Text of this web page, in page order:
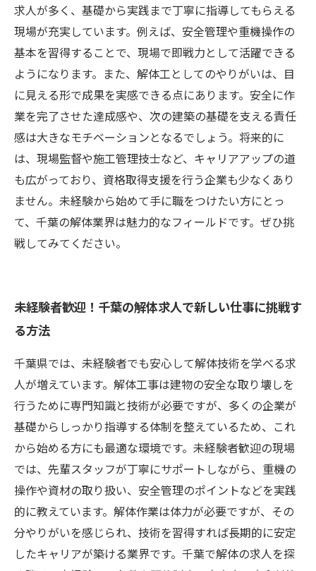
求人が多く、基礎から実践まで丁寧に指導してもらえる
現場が充実しています。例えば、安全管理や重機操作の
基本を習得することで、現場で即戦力として活躍できる
ようになります。また、解体工としてのやりがいは、目
に見える形で成果を実感できる点にあります。安全に作
業を完了させた達成感や、次の建築の基礎を支える責任
感は大きなモチベーションとなるでしょう。将来的に
は、現場監督や施工管理技士など、キャリアアップの道
も広がっており、資格取得支援を行う企業も少なくあり
ません。未経験から始めて手に職をつけたい方にとっ
て、千葉の解体業界は魅力的なフィールドです。ぜひ挑
戦してみてください。
未経験者歓迎！千葉の解体求人で新しい仕事に挑戦す
る方法
千葉県では、未経験者でも安心して解体技術を学べる求
人が増えています。解体工事は建物の安全な取り壊しを
行うために専門知識と技術が必要ですが、多くの企業が
基礎からしっかり指導する体制を整えているため、これ
から始める方にも最適な環境です。未経験者歓迎の現場
では、先輩スタッフが丁寧にサポートしながら、重機の
操作や資材の取り扱い、安全管理のポイントなどを実践
的に教えています。解体作業は体力が必要ですが、その
分やりがいを感じられ、技術を習得すれば長期的に安定
したキャリアが築ける業界です。千葉で解体の求人を探